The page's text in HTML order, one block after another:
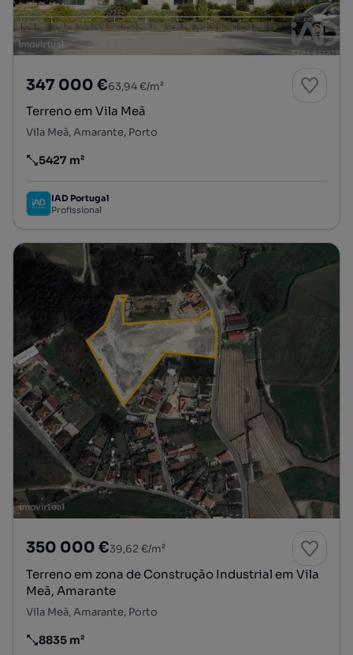
347 000 €63,94 €/m²
Terreno em Vila Meã
Vila Meã, Amarante, Porto
Preço por metro quadrado
5427 m²
IAD Portugal
Profissional
350 000 €39,62 €/m²
Terreno em zona de Construção Industrial em Vila
Meã, Amarante
Vila Meã, Amarante, Porto
Preço por metro quadrado
8835 m²